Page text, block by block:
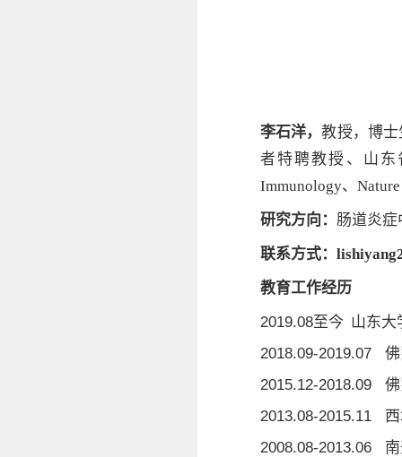
李石洋，教授，博
者特聘教授、山
Immunology、
研究方向： 肠道炎
联系方式：
教育工作经历
2019.08至今 山东大
2018.09-2019.07
2015.12-2018.09
2013.08-2015.11
2008.08-2013.06